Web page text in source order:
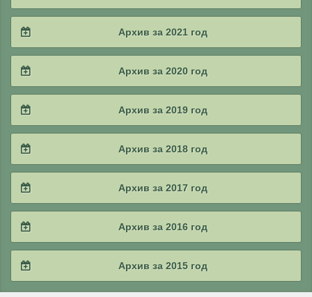
2023 / #3
2023 / #2
2022 / #3
2022 / #2
Архив за 2021 год
2021 / #3
2021 / #2
Архив за 2020 год
2020 / #3
2020 / #2
Архив за 2019 год
2019 / #3
2019 / #2
Архив за 2018 год
2018 / #3
2018 / #2
Архив за 2017 год
2017 / #3
2017 / #2
Архив за 2016 год
2016 / #3
Архив за 2015 год